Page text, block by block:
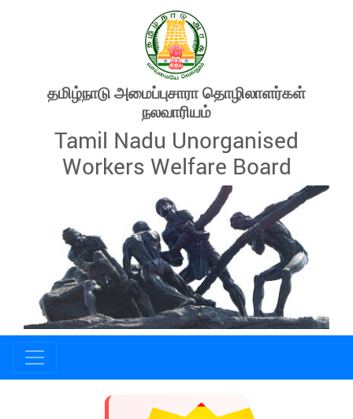
தமிழ்நாடு அமைப்புசாரா தொழிலாளர்கள்
நலவாரியம்
Tamil Nadu Unorganised
Workers Welfare Board